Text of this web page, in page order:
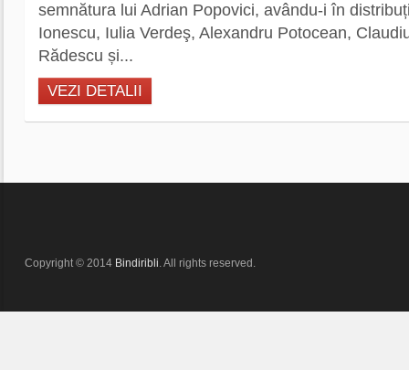
semnătura lui Adrian Popovici, avându-i în
Ionescu, Iulia Verdeş, Alexandru Potocean,
Rădescu și...
VEZI DETALII
Copyright © 2014 Bindiribli. All rights reserved.